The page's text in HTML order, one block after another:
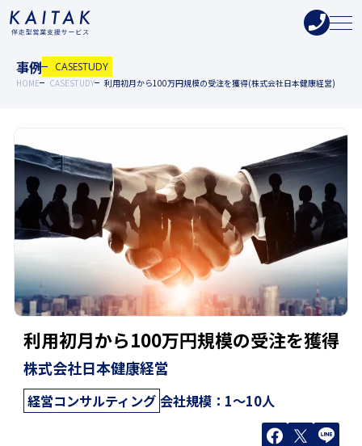
事例 CASESTUDY
HOME CASESTUDY 利用初月から100万円規模の受注を獲得(株式会社日本健康経営)
利用初月から100万円規模の受注を獲得
株式会社日本健康経営
経営コンサルティング 会社規模： 1〜10人